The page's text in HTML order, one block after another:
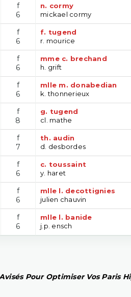
f
6
n. cormy
mickael cormy
f
6
f. tugend
r. mourice
f
6
mme c. brechand
h. grift
f
6
mlle m. donabedian
k. thonnerieux
f
8
g. tugend
cl. mathe
f
7
th. audin
d. desbordes
f
6
c. toussaint
y. haret
f
6
mlle l. decottignies
julien chauvin
f
6
mlle l. banide
j.p. ensch
Pour Optimiser Vos Paris